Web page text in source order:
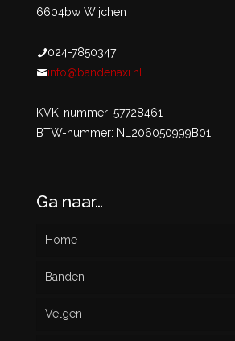
6604bw Wijchen
024-7850347
info@bandenaxi.nl
KVK-nummer: 57728461
BTW-nummer: NL206050999B01
Ga naar…
Home
Banden
Nieuw
Velgen